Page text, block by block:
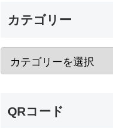
カテゴリー
QRコード